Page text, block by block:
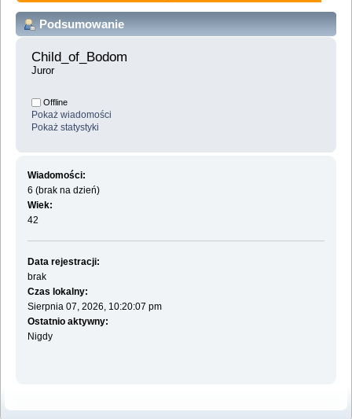
Podsumowanie
Child_of_Bodom
Juror
Offline
Pokaż wiadomości
Pokaż statystyki
Wiadomości:
6 (brak na dzień)
Wiek:
42
Data rejestracji:
brak
Czas lokalny:
Sierpnia 07, 2026, 10:20:07 pm
Ostatnio aktywny:
Nigdy